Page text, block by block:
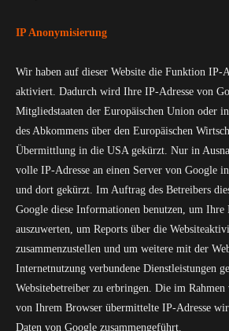
IP Anonymisierung
Wir haben auf dieser Website die Funktion IP-
aktiviert. Dadurch wird Ihre IP-Adresse von
Mitgliedstaaten der Europäischen Union oder in
des Abkommens über den Europäischen
Übermittlung in die USA gekürzt. Nur in
volle IP-Adresse an einen Server von Google
und dort gekürzt. Im Auftrag des Betreibers
Google diese Informationen benutzen, um Ihre
auszuwerten, um Reports über die
zusammenzustellen und um weitere mit der
Internetnutzung verbundene Dienstleistungen
Websitebetreiber zu erbringen. Die im
von Ihrem Browser übermittelte IP-Adresse
Daten von Google zusammengeführt.